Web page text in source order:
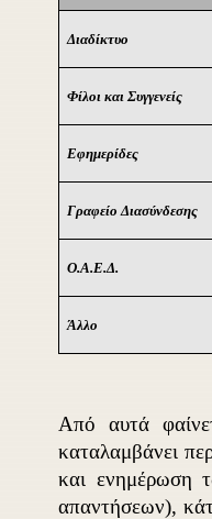
Διαδίκτυο
Φίλοι και Συγγενείς
Εφημερίδες
Γραφείο Διασύνδεσης
Ο.Α.Ε.Δ.
Άλλο
Από αυτά
καταλαμβάνει
και ενημέρωση
απαντήσεων),